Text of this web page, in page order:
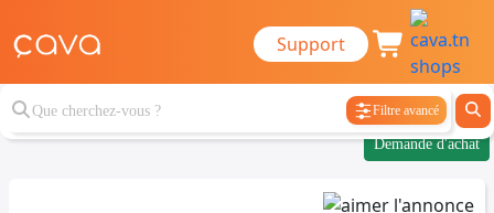
Support
Filtre avancé
Demande d'achat